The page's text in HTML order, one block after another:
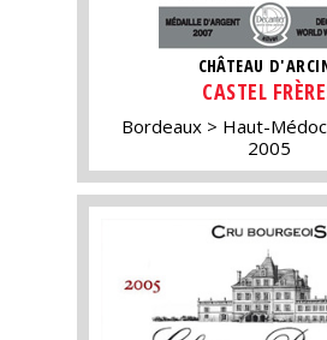
CHÂTEAU
CASTEL
Bordeaux Haut-Médoc
2005